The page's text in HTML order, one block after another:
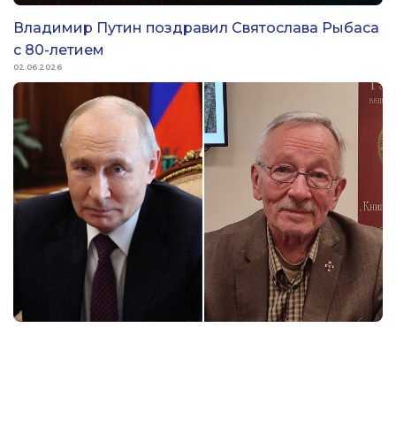
Владимир Путин поздравил Святослава Рыбаса
с 80-летием
02.06.2026